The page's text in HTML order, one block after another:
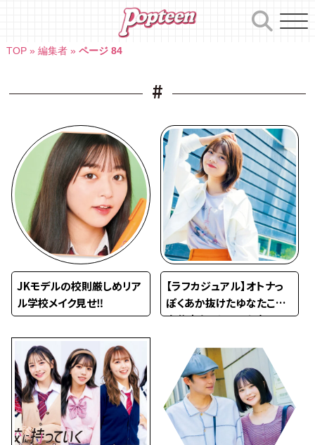
TOP» 編集者» ページ 84
#
JKモデルの校則厳しめリア
ル学校メイク見せ‼︎
【ラフカジュアル】オトナっ
ぽくあか抜けたゆなたこの
自分磨きのヒミツを大公開